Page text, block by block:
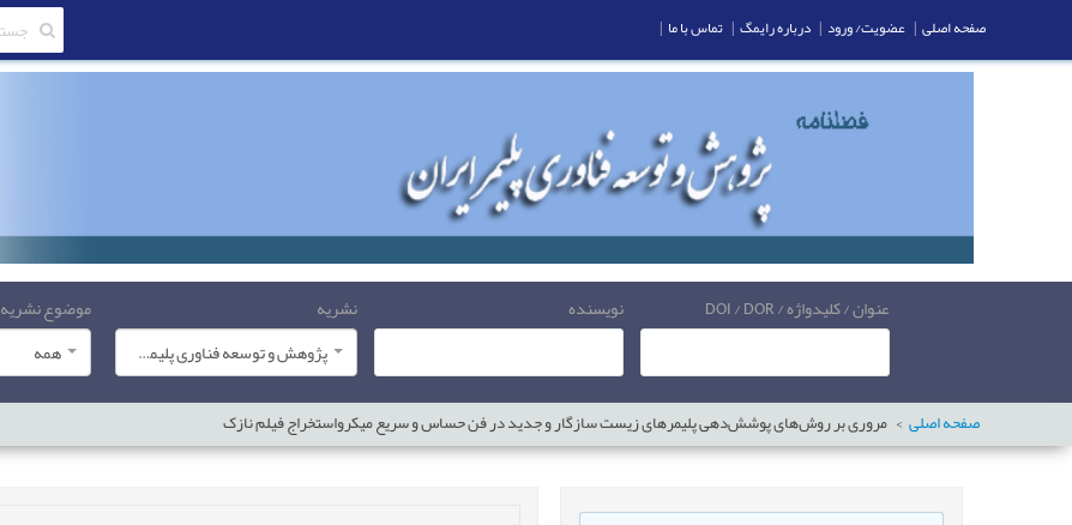
عنوان / کلیدواژه / DOI / DOR نویسنده
نشریه
پژوهش و توسعه فناوری پلیمر ایران
موضوع نشریه
همه
صفحه اصلی مروری بر روش‌های پوشش‌دهی پلیمرهای زیست سازگار و جدید در فن حساس و سریع میکرواستخراج فیلم نازک
صفحه اصلی | عضویت/ ورود | درباره رایمگ | تماس با ما |